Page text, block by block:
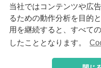
当社ではコンテンツや広
るための動作分析を目的
用を継続すると、すべて
したこととなります。